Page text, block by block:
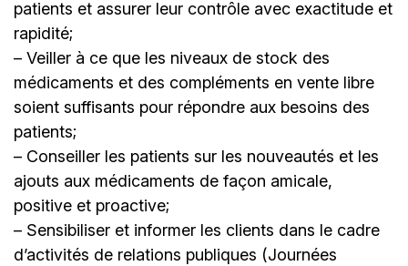
patients et assurer leur contrôle avec exactitude et
rapidité;
– Veiller à ce que les niveaux de stock des
médicaments et des compléments en vente libre
soient suffisants pour répondre aux besoins des
patients;
– Conseiller les patients sur les nouveautés et les
ajouts aux médicaments de façon amicale,
positive et proactive;
– Sensibiliser et informer les clients dans le cadre
d’activités de relations publiques (Journées